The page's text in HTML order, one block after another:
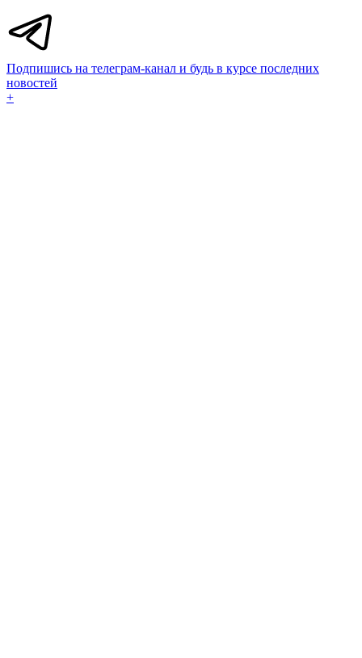
Подпишись на телеграм-канал и будь в курсе последних
новостей
+